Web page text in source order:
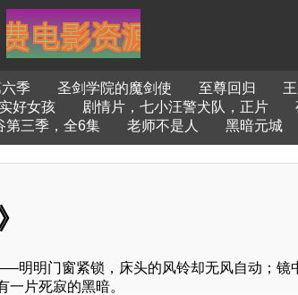
季 圣剑学院的魔剑使 至尊回归
好女孩 剧情片，七小汪警犬队，正片
第三季，全6集 老师不是人 黑暗元城
明明门窗紧锁，床头的风铃却无风自动；镜
片死寂的黑暗。